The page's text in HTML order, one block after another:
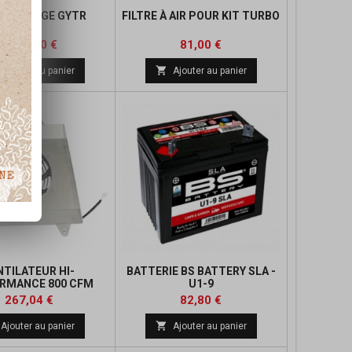
GYTR
Prix
1 369,00 €
Ajouter au panier
FILTRE À AIR POUR KIT TURBO
Prix
81,00 €
 Ajouter au panier
HI-
800 CFM
Prix
267,04 €
Ajouter au panier
BATTERIE BS BATTERY SLA -
U1-9
Prix
82,80 €
 Ajouter au panier